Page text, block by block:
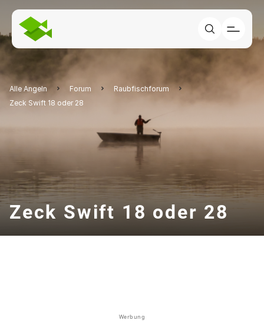
Alle Angeln Forum
Raubfischforum
Zeck Swift 18 oder 28
Zeck Swift 18 oder 28
Werbung